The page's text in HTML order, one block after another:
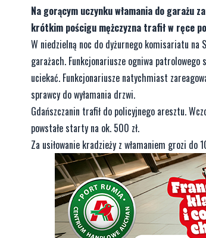
Na gorącym uczynku włamania do garażu
krótkim pościgu mężczyzna trafił w ręce
W niedzielną noc do dyżurnego komisariatu na
garażach. Funkcjonariusze ogniwa
uciekać. Funkcjonariusze natychmiast
sprawcy do wyłamania drzwi.
Gdańszczanin trafił do policyjnego aresztu.
powstałe starty na ok. 500 zł.
Za usiłowanie kradzieży z włamaniem grozi